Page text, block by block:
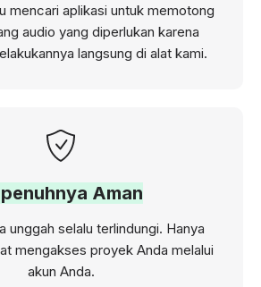
mencari aplikasi untuk memotong
audio yang diperlukan karena
langsung di alat kami.
Aman
unggah selalu terlindungi. Hanya
mengakses proyek Anda melalui
akun Anda.